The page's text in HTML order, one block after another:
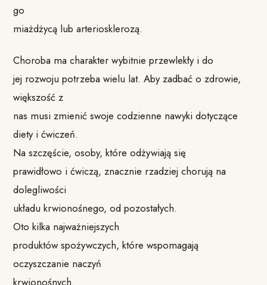
go
miażdżycą lub arteriosklerozą.
Choroba ma charakter wybitnie przewlekły i do
jej rozwoju potrzeba wielu lat. Aby zadbać o zdrowie,
większość z
nas musi zmienić swoje codzienne nawyki dotyczące
diety i ćwiczeń.
Na szczęście, osoby, które odżywiają się
prawidłowo i ćwiczą, znacznie rzadziej chorują na
dolegliwości
układu krwionośnego, od pozostałych.
Oto kilka najważniejszych
produktów spożywczych, które wspomagają
oczyszczanie naczyń
krwionośnych.